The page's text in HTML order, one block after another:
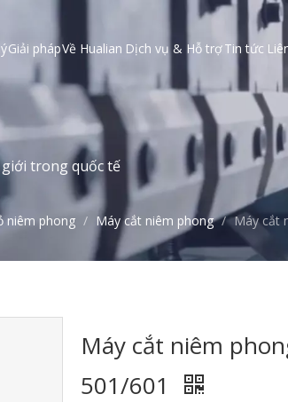
Giải phápVề Hualian Dịch vụ & Hỗ trợTin tức
trong quốc tế
niêm phong / Máy cắt niêm phong / Máy cắt
Máy cắt niêm
501/601